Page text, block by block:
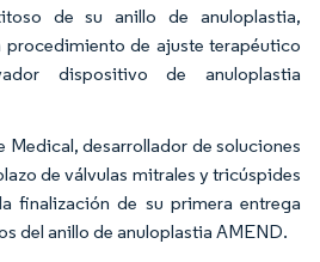
de su anillo de anuloplastia,
de ajuste terapéutico
dispositivo de anuloplastia
Medical, desarrollador de soluciones
de válvulas mitrales y tricúspides
finalización de su primera entrega
del anillo de anuloplastia AMEND.